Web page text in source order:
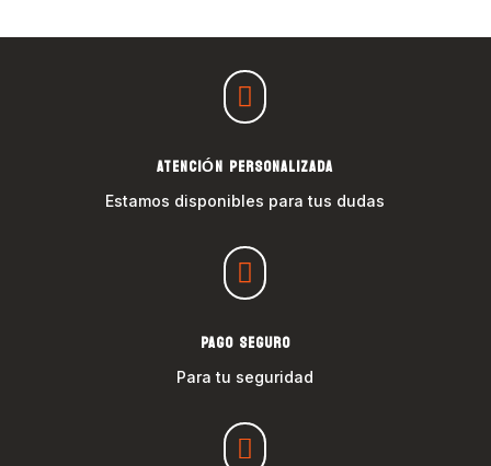

ATENCIÓN PERSONALIZADA
Estamos disponibles para tus dudas

PAGO SEGURO
Para tu seguridad
